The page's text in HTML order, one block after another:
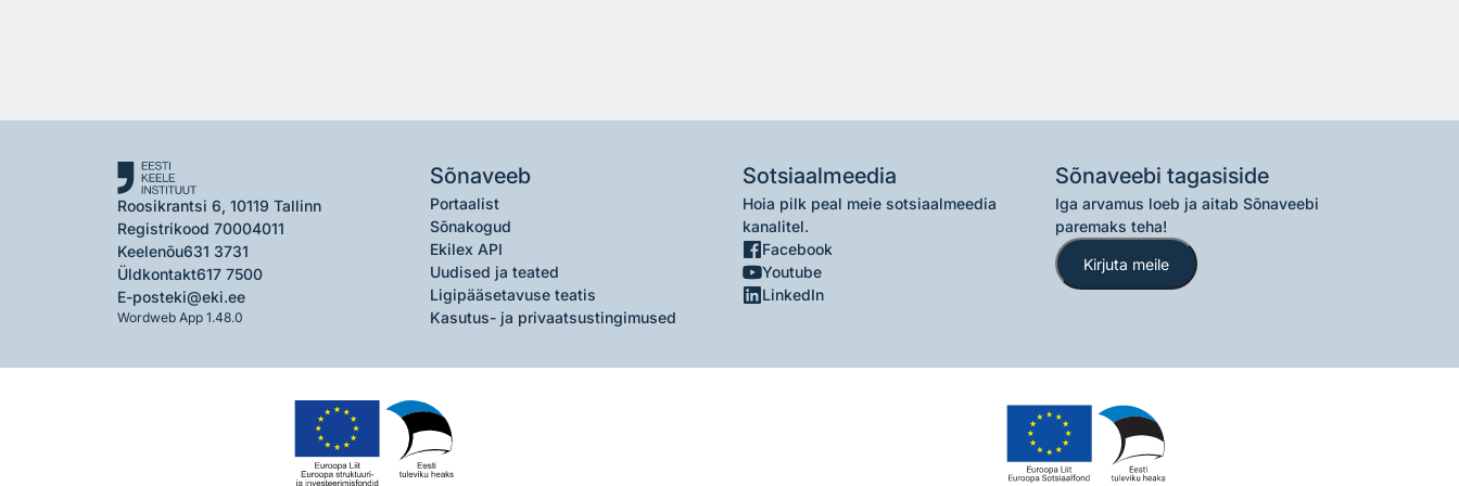
Roosikrantsi 6, 10119 Tallinn
Registrikood 70004011
Keelenõu631 3731
Üldkontakt617 7500
E-posteki@eki.ee
Wordweb App 1.48.0
Sõnaveeb
Portaalist
Sõnakogud
Ekilex API
Uudised ja teated
Ligipääsetavuse teatis
Kasutus- ja privaatsustingimused
Sotsiaalmeedia
Hoia pilk peal meie sotsiaalmeedia
kanalitel.
Facebook
Youtube
LinkedIn
Sõnaveebi tagasiside
Iga arvamus loeb ja aitab Sõnaveebi
paremaks teha!
Kirjuta meile